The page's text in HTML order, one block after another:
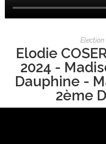
Election
Elodie
2024 -
Dauphine -
2ème